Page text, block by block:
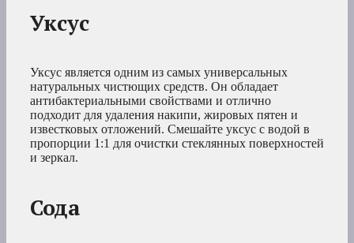
Уксус
Уксус является одним из самых универсальных
натуральных чистющих средств. Он обладает
антибактериальными свойствами и отлично
подходит для удаления накипи, жировых пятен и
известковых отложений. Смешайте уксус с водой в
пропорции 1:1 для очистки стеклянных поверхностей
и зеркал.
Сода